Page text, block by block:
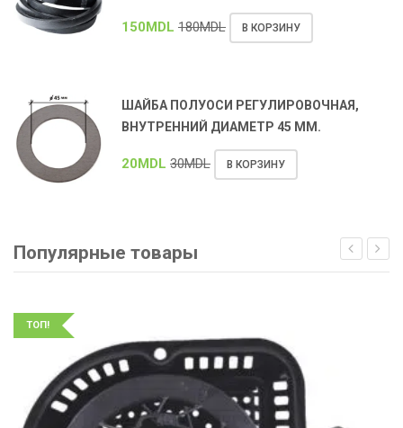
150MDL 180MDL В КОРЗИНУ
ШАЙБА ПОЛУОСИ РЕГУЛИРОВОЧНАЯ,
ВНУТРЕННИЙ ДИАМЕТР 45 ММ.
20MDL 30MDL В КОРЗИНУ
Популярные товары
ТОП!